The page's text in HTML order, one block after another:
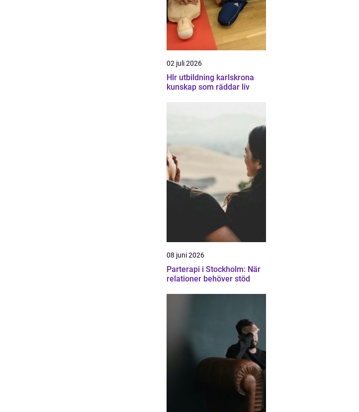
02 juli 2026
Hlr utbildning karlskrona
kunskap som räddar liv
08 juni 2026
Parterapi i Stockholm: När
relationer behöver stöd